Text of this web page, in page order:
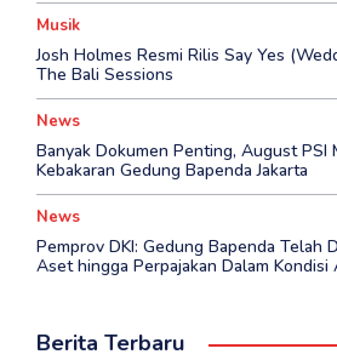
Musik
Josh Holmes Resmi Rilis Say Yes
The Bali Sessions
News
Banyak Dokumen Penting, August PSI
Kebakaran Gedung Bapenda Jakarta
News
Pemprov DKI: Gedung Bapenda Telah
Aset hingga Perpajakan Dalam Kondisi
Berita Terbaru